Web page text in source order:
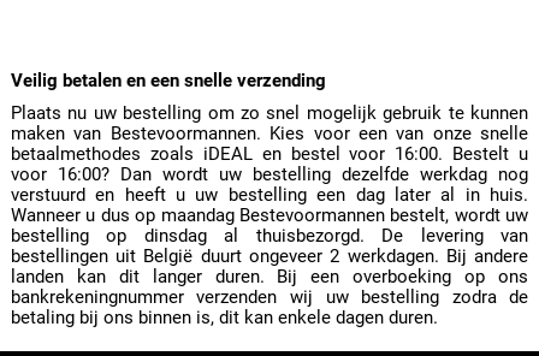
Veilig betalen en een snelle verzending
Plaats nu uw bestelling om zo snel mogelijk gebruik te kunnen
maken van Bestevoormannen. Kies voor een van onze snelle
betaalmethodes zoals iDEAL en bestel voor 16:00. Bestelt u
voor 16:00? Dan wordt uw bestelling dezelfde werkdag nog
verstuurd en heeft u uw bestelling een dag later al in huis.
Wanneer u dus op maandag Bestevoormannen bestelt, wordt uw
bestelling op dinsdag al thuisbezorgd. De levering van
bestellingen uit België duurt ongeveer 2 werkdagen. Bij andere
landen kan dit langer duren. Bij een overboeking op ons
bankrekeningnummer verzenden wij uw bestelling zodra de
betaling bij ons binnen is, dit kan enkele dagen duren.